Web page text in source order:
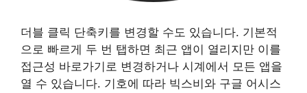
더블 클릭 단축키를 변경할 수도 있습니다. 기본적
으로 빠르게 두 번 탭하면 최근 앱이 열리지만 이를
접근성 바로가기로 변경하거나 시계에서 모든 앱을
열 수 있습니다. 기호에 따라 빅스비와 구글 어시스